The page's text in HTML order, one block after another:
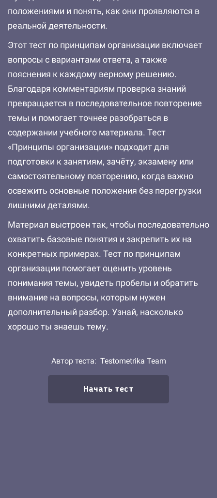
положениями и понять, как они проявляются в
реальной деятельности.
Этот тест по принципам организации включает
вопросы с вариантами ответа, а также
пояснения к каждому верному решению.
Благодаря комментариям проверка знаний
превращается в последовательное повторение
темы и помогает точнее разобраться в
содержании учебного материала. Тест
«Принципы организации» подходит для
подготовки к занятиям, зачёту, экзамену или
самостоятельному повторению, когда важно
освежить основные положения без перегрузки
лишними деталями.
Материал выстроен так, чтобы последовательно
охватить базовые понятия и закрепить их на
конкретных примерах. Тест по принципам
организации помогает оценить уровень
понимания темы, увидеть пробелы и обратить
внимание на вопросы, которым нужен
дополнительный разбор. Узнай, насколько
хорошо ты знаешь тему.
Автор теста: Testometrika Team
Начать тест